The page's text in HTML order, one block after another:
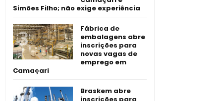
Simões Filho; não exige experiência
Fábrica de
embalagens abre
inscrições para
novas vagas de
emprego em
Camaçari
Braskem abre
inscrições para